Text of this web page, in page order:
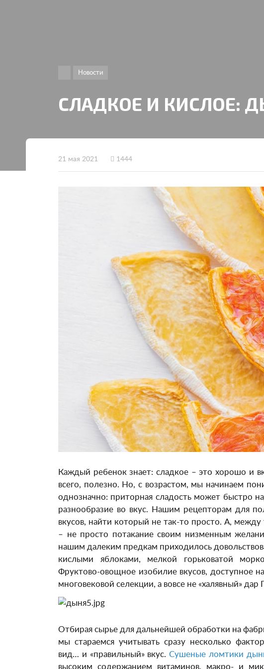
Новости
СЛАДКОЕ И КИСЛОЕ:
21 мая 2021 1444
Каждый ребенок знает: сладкое – это хорошо и
всего, полезно. Но, с возрастом, мы начинаем
однозначно: приторная сладость может быстро
разнообразие во вкус. Нашим рецепторам для
вкусов, найти который не так-то просто. А,
– не просто потакание своим низменным
нашим далеким предкам приходилось
кислыми яблоками, мелкой горьковатой
Фруктово-овощное изобилие вкусов, доступное
многовековой селекции, а вовсе не «халявный»
Отбирая сырье для дальнейшей обработки на
мы стараемся учитывать сразу несколько
вид… и «правильный» вкус.Сушеные ломтики
высоким содержанием витаминов, макро- и